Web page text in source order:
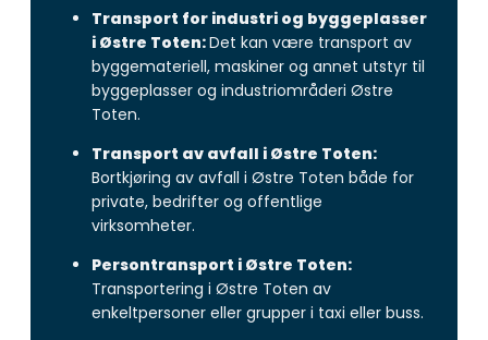
Transport for industri og byggeplasser
i Østre Toten:Det kan være transport av
byggemateriell, maskiner og annet utstyr til
byggeplasser og industriområderi Østre
Toten.
Transport av avfall i Østre Toten:
Bortkjøring av avfall i Østre Toten både for
private, bedrifter og offentlige
virksomheter.
Persontransport i Østre Toten:
Transportering i Østre Toten av
enkeltpersoner eller grupper i taxi eller buss.